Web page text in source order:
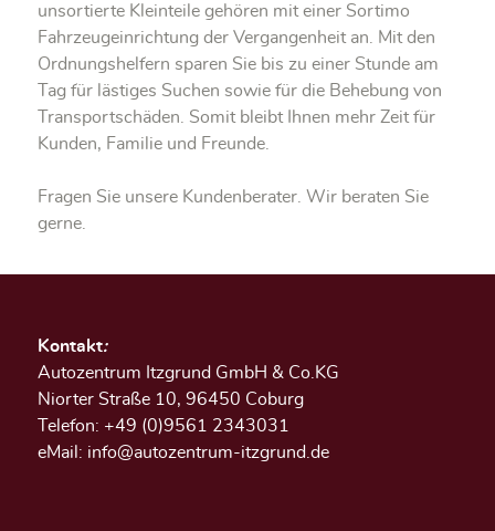
unsortierte Kleinteile gehören mit einer Sortimo
Fahrzeugeinrichtung der Vergangenheit an. Mit den
Ordnungshelfern sparen Sie bis zu einer Stunde am
Tag für lästiges Suchen sowie für die Behebung von
Transportschäden. Somit bleibt Ihnen mehr Zeit für
Kunden, Familie und Freunde.
Fragen Sie unsere Kundenberater. Wir beraten Sie
gerne.
Kontakt:
Autozentrum Itzgrund GmbH & Co.KG
Niorter Straße 10, 96450 Coburg
Telefon: +49 (0)9561 2343031
eMail: info@autozentrum-itzgrund.de